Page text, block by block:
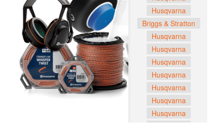
Husqvarna
Briggs & Stratton
Husqvarna
Husqvarna
Husqvarna
Husqvarna
Husqvarna
Husqvarna
Husqvarna